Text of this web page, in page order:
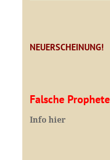
NEUERSCHEINUNG!
Falsche
Info hier